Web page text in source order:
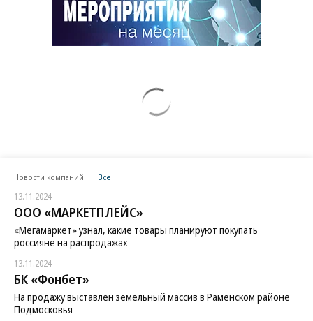
Новости компаний Все
13.11.2024
ООО «МАРКЕТПЛЕЙС»
«Мегамаркет» узнал, какие товары планируют покупать
россияне на распродажах
13.11.2024
БК «Фонбет»
На продажу выставлен земельный массив в Раменском районе
Подмосковья